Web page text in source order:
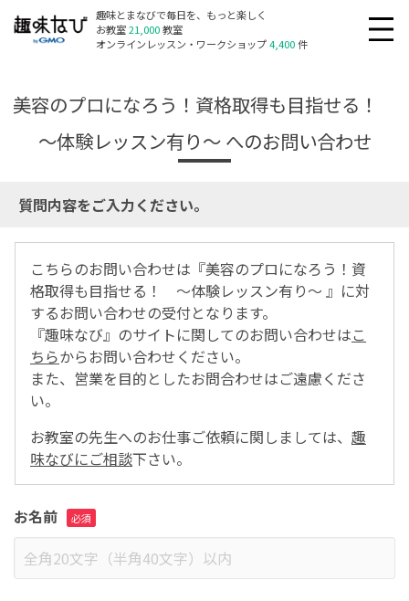
趣味とまなびで毎日を、もっと楽しく
お教室21,000教室
オンラインレッスン・ワークショップ4,400件
美容のプロになろう！資格取得も目指せる！
～体験レッスン有り～ へのお問い合わせ
質問内容をご入力ください。
こちらのお問い合わせは『美容のプロになろう！資
格取得も目指せる！ ～体験レッスン有り～ 』に対
するお問い合わせの受付となります。
『趣味なび』のサイトに関してのお問い合わせはこ
ちらからお問い合わせください。
また、営業を目的としたお問合わせはご遠慮くださ
い。
お教室の先生へのお仕事ご依頼に関しましては、 趣
味なびにご相談下さい。
お名前